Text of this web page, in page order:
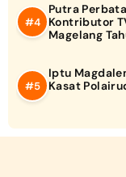
Putra
Kontributor
Magelang
Iptu
Kasat